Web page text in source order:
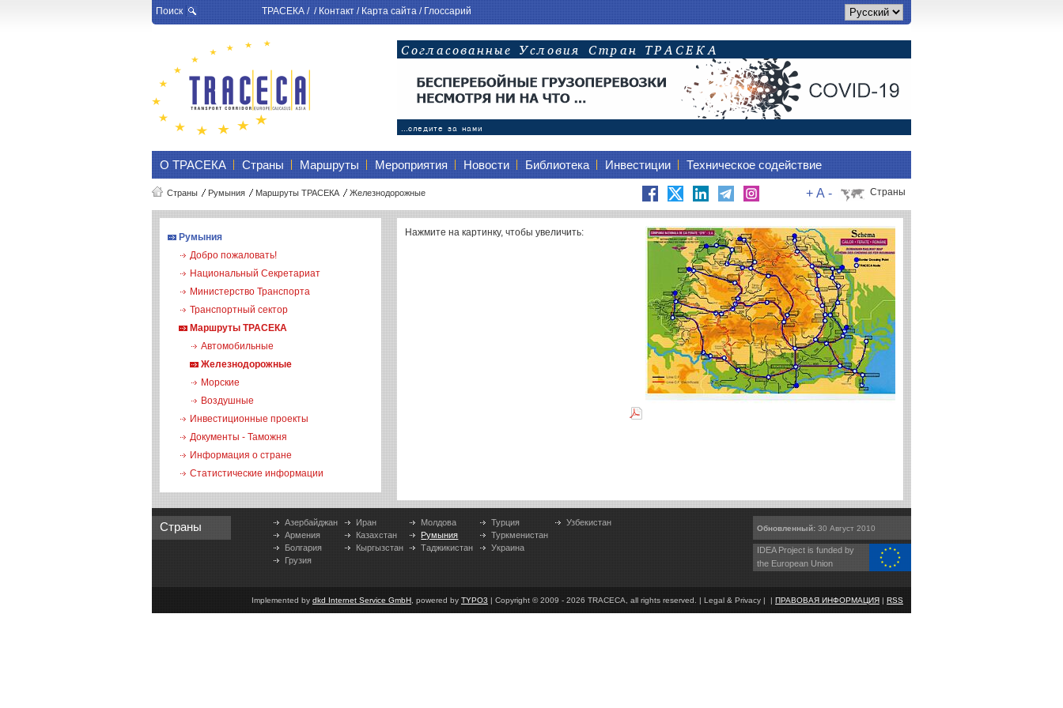
Поиск ТРАСЕКА/ /Контакт/Карта сайта/Глоссарий
О ТРАСЕКА Страны Маршруты Мероприятия Новости Библиотека Инвестиции Техническое содействие
Страны Румыния Маршруты ТРАСЕКА Железнодорожные Страны
+ A -
Румыния
Добро пожаловать!
Национальный Секретариат
Министерство Транспорта
Транспортный сектор
Маршруты ТРАСЕКА
Автомобильные
Железнодорожные
Морские
Воздушные
Инвестиционные проекты
Документы - Таможня
Информация о стране
Статистические информации
Нажмите на картинку, чтобы увеличить:
Страны
Азербайджан
Армения
Болгария
Грузия
Иран
Казахстан
Кыргызстан
Молдова
Румыния
Таджикистан
Турция
Туркменистан
Украина
Узбекистан
Обновленный: 30 Август 2010
IDEA Project is funded by
the European Union
Implemented by dkd Internet Service GmbH , powered by TYPO3 | Copyright © 2009 - 2026 TRACECA, all rights reserved. | Legal & Privacy | | ПРАВОВАЯ ИНФОРМАЦИЯ | RSS